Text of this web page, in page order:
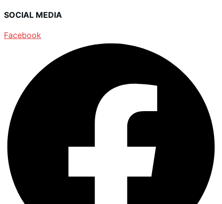
SOCIAL MEDIA
Facebook